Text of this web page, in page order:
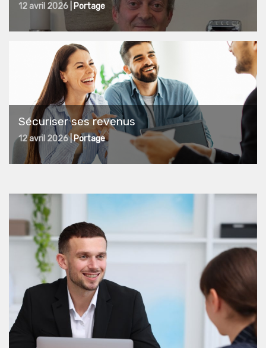
12 avril 2026 | Portage
Sécuriser ses revenus
12 avril 2026 |Portage